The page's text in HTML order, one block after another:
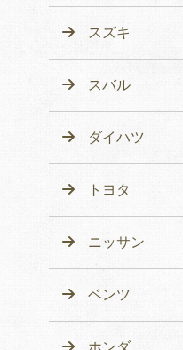
スズキ
スバル
ダイハツ
トヨタ
ニッサン
ベンツ
ホンダ